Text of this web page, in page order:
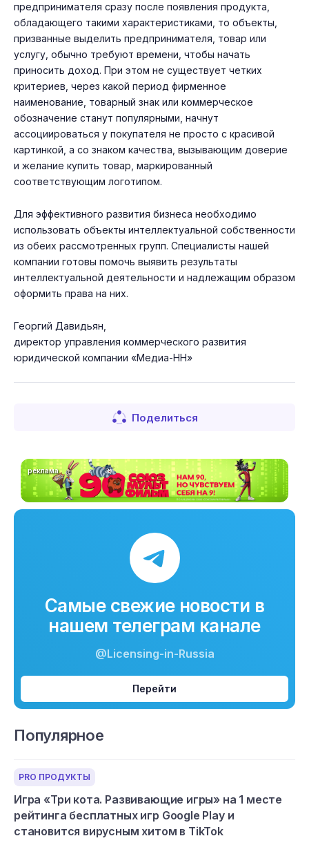
предпринимателя сразу после появления продукта,
обладающего такими характеристиками, то объекты,
призванные выделить предпринимателя, товар или
услугу, обычно требуют времени, чтобы начать
приносить доход. При этом не существует четких
критериев, через какой период фирменное
наименование, товарный знак или коммерческое
обозначение станут популярными, начнут
ассоциироваться у покупателя не просто с красивой
картинкой, а со знаком качества, вызывающим доверие
и желание купить товар, маркированный
соответствующим логотипом.
Для эффективного развития бизнеса необходимо
использовать объекты интеллектуальной собственности
из обеих рассмотренных групп. Специалисты нашей
компании готовы помочь выявить результаты
интеллектуальной деятельности и надлежащим образом
оформить права на них.
Георгий Давидьян,
директор управления коммерческого развития
юридической компании «Медиа-НН»
Поделиться
реклама
Самые свежие новости в
нашем телеграм канале
@Licensing-in-Russia
Перейти
Популярное
PRO ПРОДУКТЫ
Игра «Три кота. Развивающие игры» на 1 месте
рейтинга бесплатных игр Google Play и
становится вирусным хитом в TikTok